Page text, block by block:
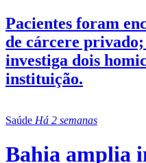
Pacientes foram
de cárcere
investiga dois
instituição.
Saúde Há 2 semanas
Bahia amplia